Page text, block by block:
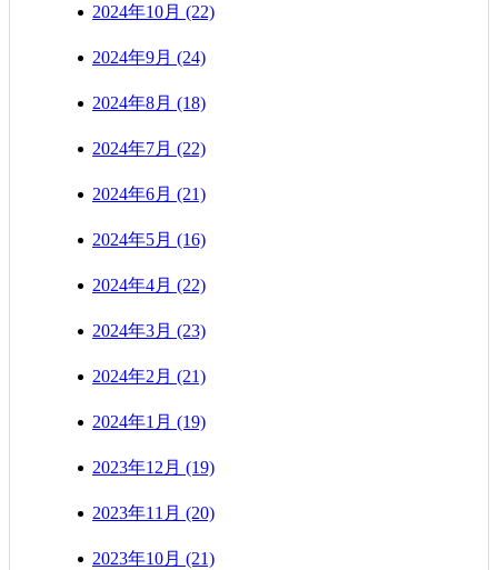
2024年10月 (22)
2024年9月 (24)
2024年8月 (18)
2024年7月 (22)
2024年6月 (21)
2024年5月 (16)
2024年4月 (22)
2024年3月 (23)
2024年2月 (21)
2024年1月 (19)
2023年12月 (19)
2023年11月 (20)
2023年10月 (21)